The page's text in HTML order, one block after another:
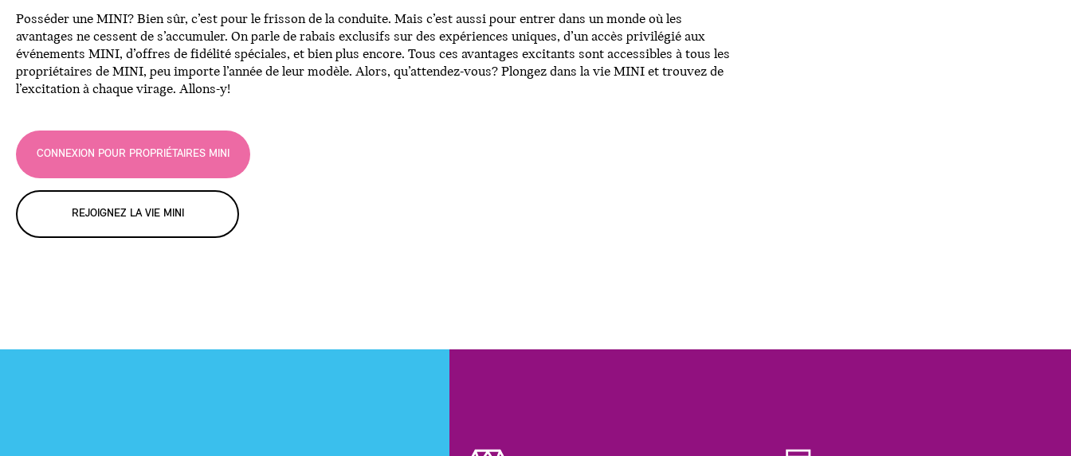
Posséder une MINI? Bien sûr, c’est pour le frisson de la conduite. Mais c’est aussi pour entrer dans un monde où les
avantages ne cessent de s’accumuler. On parle de rabais exclusifs sur des expériences uniques, d’un accès privilégié aux
événements MINI, d’offres de fidélité spéciales, et bien plus encore. Tous ces avantages excitants sont accessibles à tous les
propriétaires de MINI, peu importe l’année de leur modèle. Alors, qu’attendez-vous? Plongez dans la vie MINI et trouvez de
l’excitation à chaque virage. Allons-y!
CONNEXION POUR PROPRIÉTAIRES MINI
REJOIGNEZ LA VIE MINI